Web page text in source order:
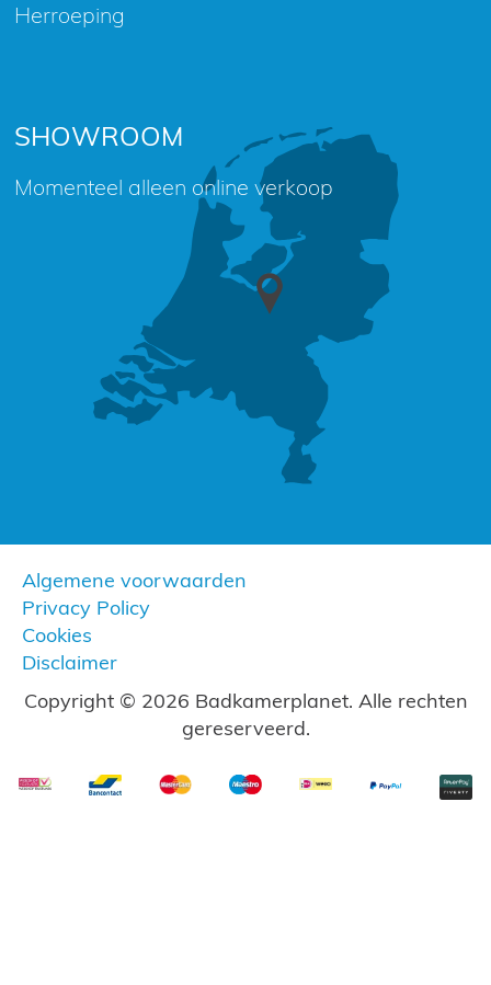
Herroeping
SHOWROOM
Momenteel alleen online verkoop
Algemene voorwaarden
Privacy Policy
Cookies
Disclaimer
Copyright © 2026 Badkamerplanet. Alle rechten
gereserveerd.